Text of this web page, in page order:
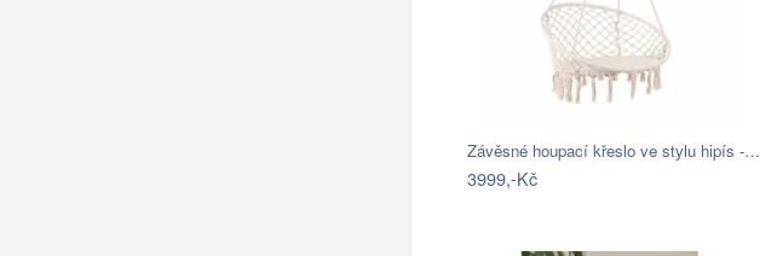
Závěsné houpací křeslo ve stylu hipís -…
3999,-Kč